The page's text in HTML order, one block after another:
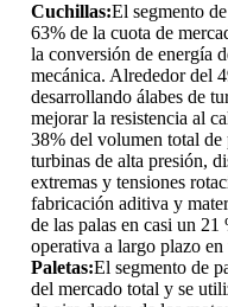
Cuchillas:El segmento
63% de la cuota de
la conversión de energía
mecánica. Alrededor del
desarrollando álabes de
mejorar la resistencia al
38% del volumen total de
turbinas de alta presión,
extremas y tensiones
fabricación aditiva y
de las palas en casi un
operativa a largo plazo
Paletas:El segmento de
del mercado total y se